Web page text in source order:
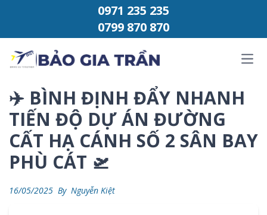
Chuyển đến phần nội dung0971 235 235
0799 870 870
✈️ BÌNH ĐỊNH ĐẨY NHANH
TIẾN ĐỘ DỰ ÁN ĐƯỜNG
CẤT HẠ CÁNH SỐ 2 SÂN BAY
PHÙ CÁT 🛫
16/05/2025 By Nguyễn Kiệt